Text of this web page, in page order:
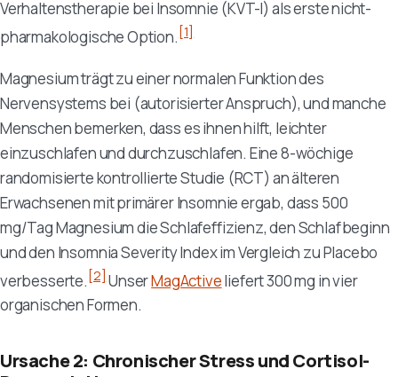
Verhaltenstherapie bei Insomnie (KVT-I) als erste nicht-
pharmakologische Option. [1]
Magnesium trägt zu einer normalen Funktion des
Nervensystems bei (autorisierter Anspruch), und manche
Menschen bemerken, dass es ihnen hilft, leichter
einzuschlafen und durchzuschlafen. Eine 8-wöchige
randomisierte kontrollierte Studie (RCT) an älteren
Erwachsenen mit primärer Insomnie ergab, dass 500
mg/Tag Magnesium die Schlafeffizienz, den Schlafbeginn
und den Insomnia Severity Index im Vergleich zu Placebo
verbesserte.[2]UnserMagActiveliefert 300 mg in vier
organischen Formen.
Ursache 2: Chronischer Stress und Cortisol-